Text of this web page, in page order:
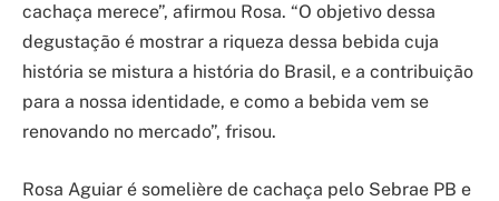
cachaça merece”, afirmou Rosa. “O objetivo dessa
degustação é mostrar a riqueza dessa bebida cuja
história se mistura a história do Brasil, e a contribuição
para a nossa identidade, e como a bebida vem se
renovando no mercado”, frisou.
Rosa Aguiar é somelière de cachaça pelo Sebrae PB e